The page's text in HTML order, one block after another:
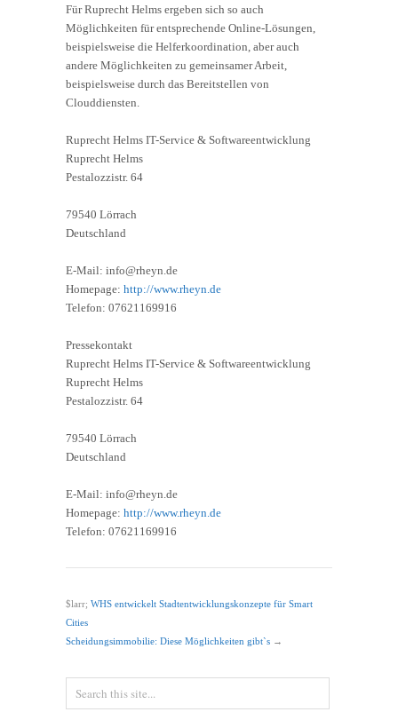
Für Ruprecht Helms ergeben sich so auch
Möglichkeiten für entsprechende Online-Lösungen,
beispielsweise die Helferkoordination, aber auch
andere Möglichkeiten zu gemeinsamer Arbeit,
beispielsweise durch das Bereitstellen von
Clouddiensten.
Ruprecht Helms IT-Service & Softwareentwicklung
Ruprecht Helms
Pestalozzistr. 64
79540 Lörrach
Deutschland
E-Mail: info@rheyn.de
Homepage: http://www.rheyn.de
Telefon: 07621169916
Pressekontakt
Ruprecht Helms IT-Service & Softwareentwicklung
Ruprecht Helms
Pestalozzistr. 64
79540 Lörrach
Deutschland
E-Mail: info@rheyn.de
Homepage: http://www.rheyn.de
Telefon: 07621169916
$larr; WHS entwickelt Stadtentwicklungskonzepte für Smart
Cities
Scheidungsimmobilie: Diese Möglichkeiten gibt`s →